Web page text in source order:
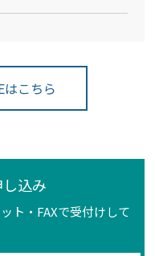
こちら
込み
ト・FAXで受付けして